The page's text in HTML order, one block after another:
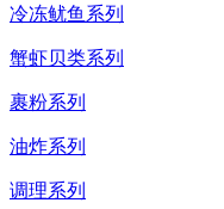
冷冻鱿鱼系列
蟹虾贝类系列
裹粉系列
油炸系列
调理系列